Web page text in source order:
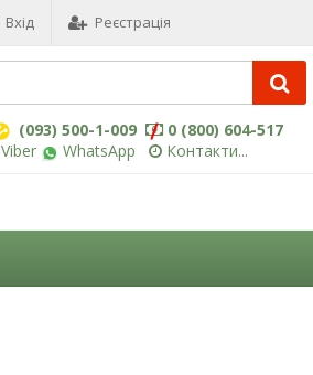
Вхід Реєстрація
(093) 500-1-009
0 (800) 604-517
Viber WhatsApp Контакти...